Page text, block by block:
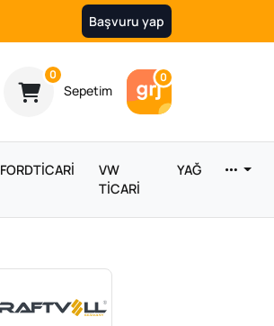
Başvuru yap
0Ürün sayısı
Sepetim
0Araç sayısı
FORDTİCARİ
VW
TİCARİ
YAĞ